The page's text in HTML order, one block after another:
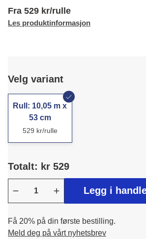
Fra 529 kr/rulle
Les produktinformasjon
Velg variant
Rull: 10,05 m x
53 cm
529 kr/rulle
Totalt: kr 529
Legg i
Få 20% på din første bestilling.
Meld deg på vårt nyhetsbrev